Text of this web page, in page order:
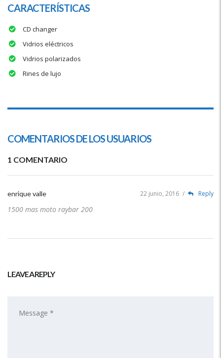
CARACTERÍSTICAS
CD changer
Vidrios eléctricos
Vidrios polarizados
Rines de lujo
COMENTARIOS DE LOS USUARIOS
1 COMENTARIO
enrique valle 22 junio, 2016 / Reply
1500 mas moto raybar 200
LEAVE A REPLY